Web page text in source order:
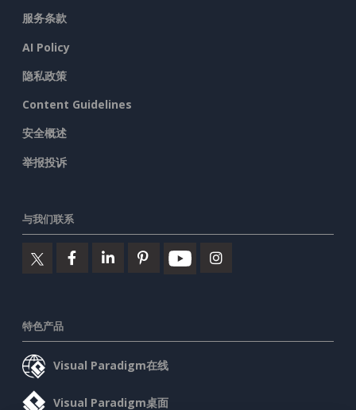
服务条款
AI Policy
隐私政策
Content Guidelines
安全概述
举报投诉
与我们联系
特色产品
Visual Paradigm在线
Visual Paradigm桌面